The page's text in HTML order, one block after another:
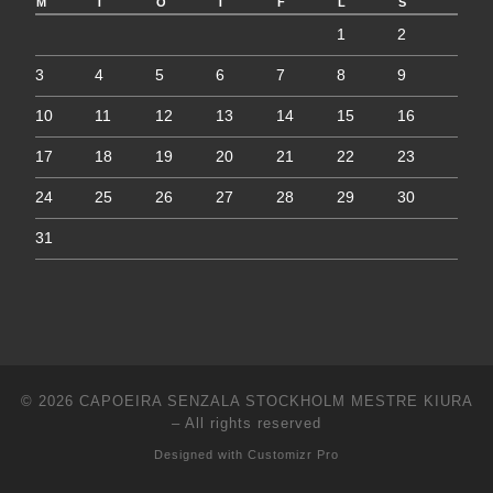
1 2
3 4 5 6 7 8 9
10 11 12 13 14 15 16
17 18 19 20 21 22 23
24 25 26 27 28 29 30
31
© 2026 CAPOEIRA SENZALA STOCKHOLM MESTRE KIURA
– All rights reserved
Designed with Customizr Pro